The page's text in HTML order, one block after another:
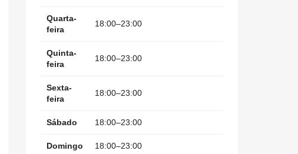
Quarta-
feira
18:00–23:00
Quinta-
feira
18:00–23:00
Sexta-
feira
18:00–23:00
Sábado 18:00–23:00
Domingo 18:00–23:00